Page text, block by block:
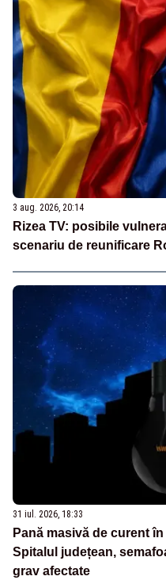
3 aug. 2026, 20:14
Rizea TV: posibile
scenariu de reunificare
31 iul. 2026, 18:33
Pană masivă de curent
Spitalul județean,
grav afectate